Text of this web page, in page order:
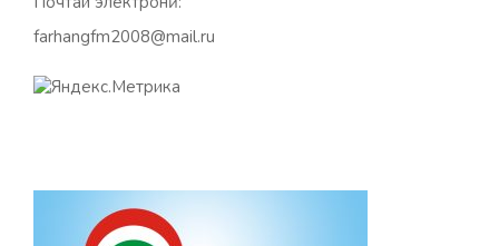
farhangfm2008@mail.ru